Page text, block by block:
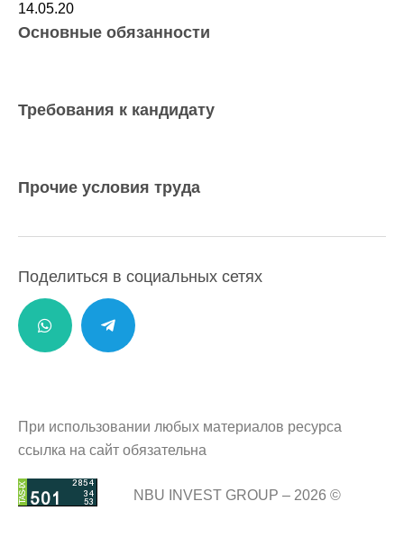
14.05.20
Основные обязанности
Требования к кандидату
Прочие условия труда
Поделиться в социальных сетях
При использовании любых материалов ресурса
ссылка на сайт обязательна
NBU INVEST GROUP – 2026 ©